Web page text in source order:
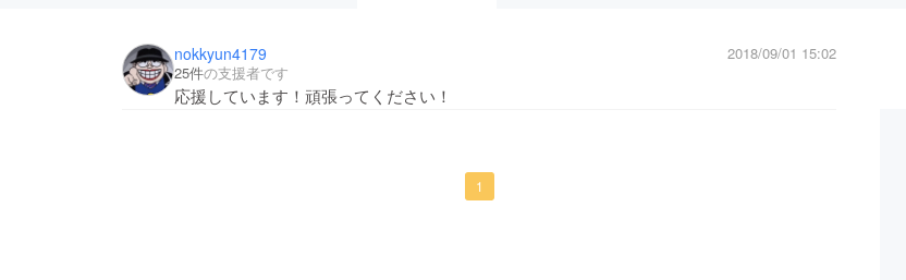
nokkyun4179
2018/09/01 15:02
25件の支援者です
応援しています！頑張ってください！
1